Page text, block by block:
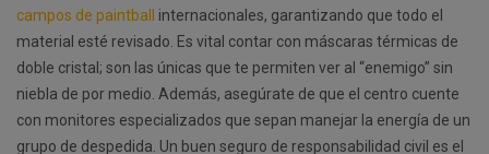
campos de paintball
internacionales, garantizando que todo el
material esté revisado. Es vital contar con máscaras térmicas de
doble cristal; son las únicas que te permiten ver al “enemigo” sin
niebla de por medio. Además, asegúrate de que el centro cuente
con monitores especializados que sepan manejar la energía de un
grupo de despedida. Un buen seguro de responsabilidad civil es el